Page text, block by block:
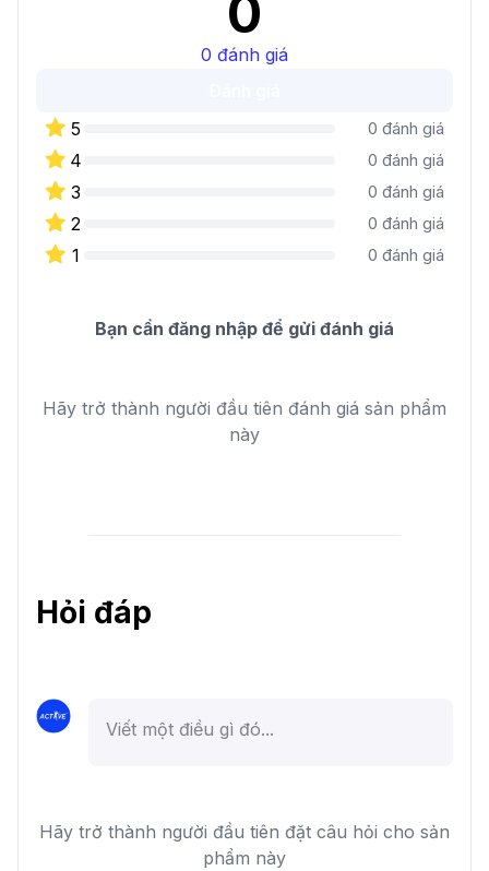
0
0 đánh giá
5
0 đánh giá
4 0 đánh giá
3 0 đánh giá
2 0 đánh giá
1 0 đánh giá
Bạn cần đăng nhập để gửi đánh giá
Hãy trở thành người đầu tiên đánh giá sản phẩm
này
Hỏi đáp
Hãy trở thành người đầu tiên đặt câu hỏi cho sản
phẩm này